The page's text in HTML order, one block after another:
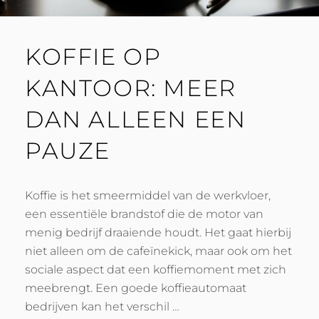
KOFFIE OP
KANTOOR: MEER
DAN ALLEEN EEN
PAUZE
Koffie is het smeermiddel van de werkvloer,
een essentiële brandstof die de motor van
menig bedrijf draaiende houdt. Het gaat hierbij
niet alleen om de cafeïnekick, maar ook om het
sociale aspect dat een koffiemoment met zich
meebrengt. Een goede koffieautomaat
bedrijven kan het verschil …